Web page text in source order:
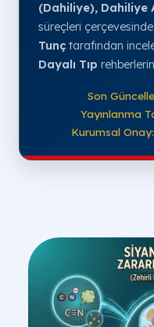
(Dahiliye), Dahiliye
süreçleri
Tunç tarafından
Dayalı Tıp
Son
Yayınlanma
Kurumsal Onay: